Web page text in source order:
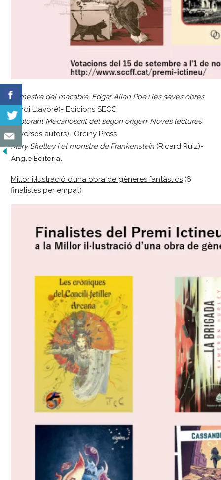
El mestre del macabre: Edgar Allan Poe i les seves obres
(Jordi Llavoré)- Edicions SECC
Explorant Mecanoscrit del segon origen: Noves lectures
(Diversos autors)- Orciny Press
Mary Shelley i el monstre de Frankenstein (Ricard Ruiz)-
Angle Editorial
Millor il·lustració d’una obra de gèneres fantàstics (6
finalistes per empat)